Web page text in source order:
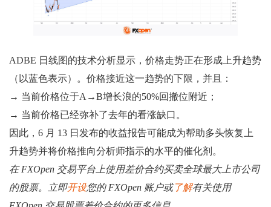
ADBE 日线图的技术分析显示，价格走势正在形成上升趋势
（以蓝色表示）。价格接近这一趋势的下限，并且：
→ 当前价格位于A→B增长浪的50%回撤位附近；
→ 当前价格已经弥补了去年的看涨缺口。
因此，6 月 13 日发布的收益报告可能成为帮助多头恢复上
升趋势并将价格推向分析师指示的水平的催化剂。
在 FXOpen 交易平台上使用差价合约买卖全球最大上市公司
的股票。立即开设您的 FXOpen 账户或了解有关使用